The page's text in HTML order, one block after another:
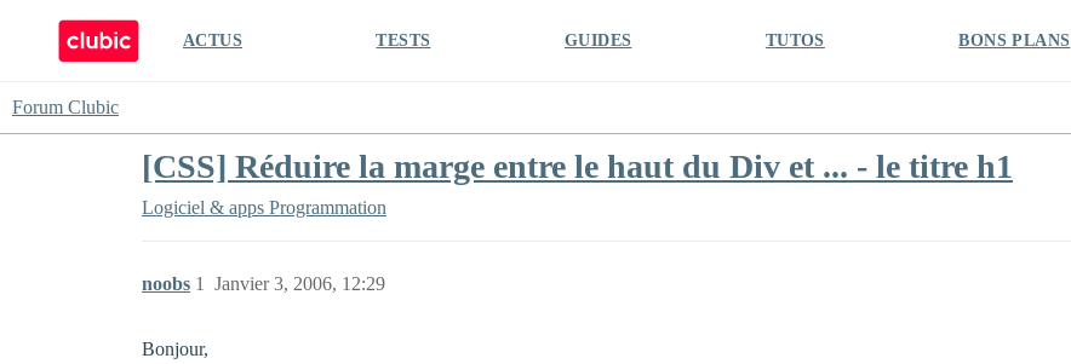
ACTUS TESTS GUIDES TUTOS BONS PLANS
Forum Clubic
[CSS] Réduire la marge entre le haut du Div et ... - le titre h1
Logiciel & apps Programmation
noobs Janvier 3, 2006, 12:29
1
Bonjour,